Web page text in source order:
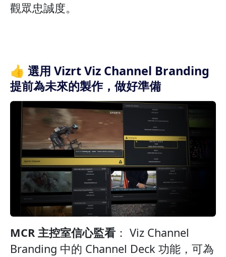
觀眾忠誠度。
👍 選用 Vizrt Viz Channel Branding
提前為未來的製作，做好準備
MCR 主控室信心監看 ： Viz Channel
Branding 中的 Channel Deck 功能，可為